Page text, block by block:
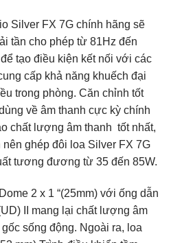
Silver FX 7G chính hãng sẽ
tần cho phép từ 81Hz đến
tạo điều kiện kết nối với các
cấp khả năng khuếch đại
trong phòng. Căn chỉnh tốt
về âm thanh cực kỳ chính
chất lượng âm thanh tốt nhất,
ghép đôi loa Silver FX 7G
tương đương từ 35 đến 85W.
2 x 1 “(25mm) với ống dẫn
II mang lại chất lượng âm
sống động. Ngoài ra, loa